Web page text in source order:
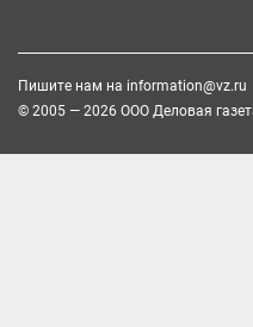
Пишите нам на information@vz.ru
© 2005 — 2026 ООО Деловая